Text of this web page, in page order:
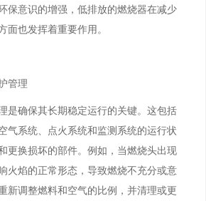
保意识的增强，低排放的燃烧器在减少
面也发挥着重要作用。
管理
是确保其长期稳定运行的关键。这包括
气系统、点火系统和监测系统的运行状
更换损坏的部件。例如，当燃烧头出现
火焰的正常形态，导致燃烧不充分或意
新调整燃料和空气的比例，并清理或更